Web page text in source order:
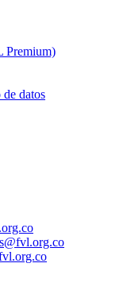
Premium)
datos